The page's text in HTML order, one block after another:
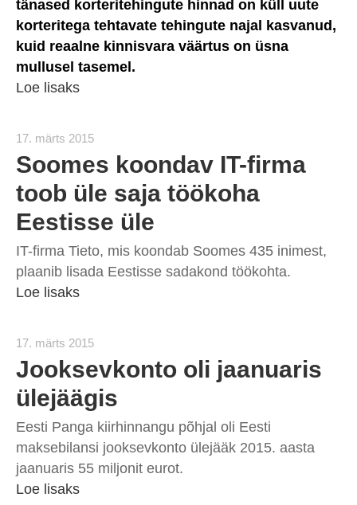
tänased korteritehingute hinnad on küll uute
korteritega tehtavate tehingute najal kasvanud,
kuid reaalne kinnisvara väärtus on üsna
mullusel tasemel.
Loe lisaks
17. märts 2015
Soomes koondav IT-firma
toob üle saja töökoha
Eestisse üle
IT-firma Tieto, mis koondab Soomes 435 inimest,
plaanib lisada Eestisse sadakond töökohta.
Loe lisaks
17. märts 2015
Jooksevkonto oli jaanuaris
ülejäägis
Eesti Panga kiirhinnangu põhjal oli Eesti
maksebilansi jooksevkonto ülejääk 2015. aasta
jaanuaris 55 miljonit eurot.
Loe lisaks